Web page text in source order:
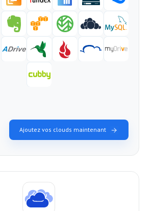
Ajoutez vos clouds maintenant